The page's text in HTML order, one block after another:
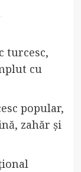
turcesc,
cu
popular,
zahăr și